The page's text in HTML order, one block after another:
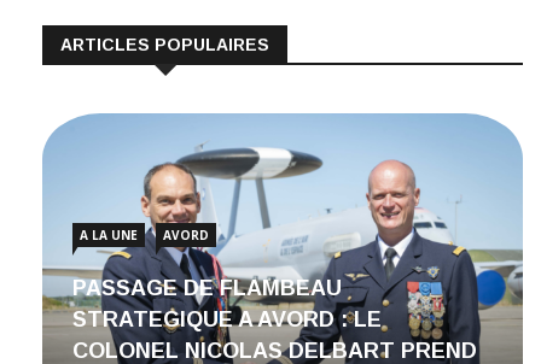
ARTICLES POPULAIRES
A LA UNE AVORD
PASSAGE DE FLAMBEAU
STRATEGIQUE A AVORD : LE
COLONEL NICOLAS DELBART PREND